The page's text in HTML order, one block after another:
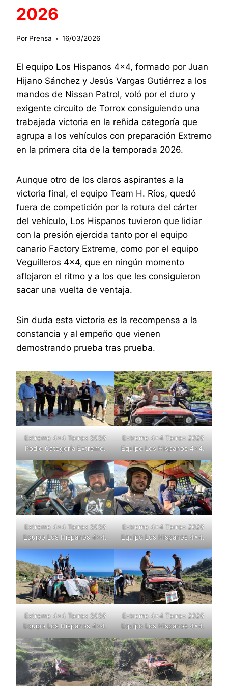
2026
Por Prensa 16/03/2026
El equipo Los Hispanos 4×4, formado por Juan
Hijano Sánchez y Jesús Vargas Gutiérrez a los
mandos de Nissan Patrol, voló por el duro y
exigente circuito de Torrox consiguiendo una
trabajada victoria en la reñida categoría que
agrupa a los vehículos con preparación Extremo
en la primera cita de la temporada 2026.
Aunque otro de los claros aspirantes a la
victoria final, el equipo Team H. Ríos, quedó
fuera de competición por la rotura del cárter
del vehículo, Los Hispanos tuvieron que lidiar
con la presión ejercida tanto por el equipo
canario Factory Extreme, como por el equipo
Veguilleros 4×4, que en ningún momento
aflojaron el ritmo y a los que les consiguieron
sacar una vuelta de ventaja.
Sin duda esta victoria es la recompensa a la
constancia y al empeño que vienen
demostrando prueba tras prueba.
Extreme 4×4 Torrox 2026
Podio Categoría Extremo.
Extreme 4×4 Torrox 2026
Equipo Los Hispanos 4×4.
Extreme 4×4 Torrox 2026
Equipo Los Hispanos 4×4.
Extreme 4×4 Torrox 2026
Equipo Los Hispanos 4×4.
Extreme 4×4 Torrox 2026
Equipo Los Hispanos 4×4.
Extreme 4×4 Torrox 2026
Equipo Los Hispanos 4×4.